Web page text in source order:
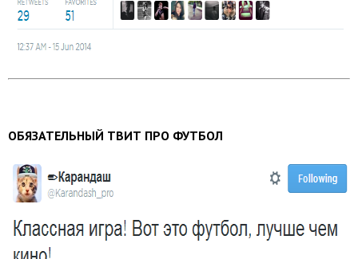
ОБЯЗАТЕЛЬНЫЙ ТВИТ ПРО ФУТБОЛ